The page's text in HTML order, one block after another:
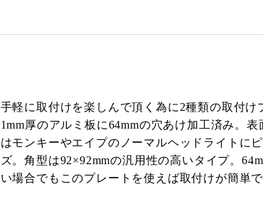
手軽に取付けを楽しんで頂く為に2種類の取付け
1mm厚のアルミ板に64mmの穴あけ加工済み。
はモンキーやエイプのノーマルヘッドライトに
ズ。角型は92×92mmの汎用性の高いタイプ。
い場合でもこのプレートを使えば取付けが簡単で